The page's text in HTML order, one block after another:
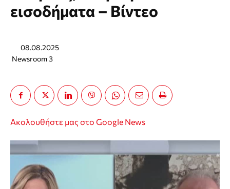
εισοδήματα – Βίντεο
08.08.2025
Newsroom 3
Ακολουθήστε μας στο Google News